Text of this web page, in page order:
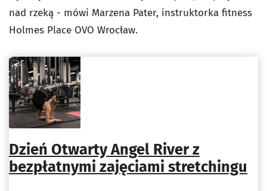
nad rzeką - mówi Marzena Pater, instruktorka fitness
Holmes Place OVO Wrocław.
Dzień Otwarty Angel River z
bezpłatnymi zajęciami stretchingu